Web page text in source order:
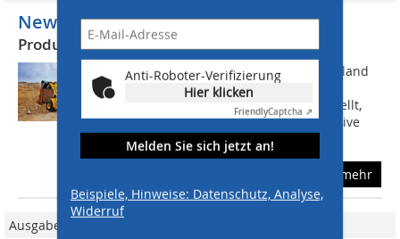
Anti-Roboter-Verifizierung
Hier klicken
FriendlyCaptcha ⇗
Melden Sie sich jetzt an!
Beispiele, Hinweise: Datenschutz, Analyse,
Widerruf
New Holland mit vielen Neuheiten
Produktivität und Kraftstoffeffizienz
Die Lösung für Tier 4 Interim New Holland
hat auf der Smopyc einige der ersten
Raupenbagger und Radlader ausgestellt,
die mit der neuen SCR-Technik (Selektive
katalytische Reduktion) ausgestattet...
mehr
Ausgabe 06/2011